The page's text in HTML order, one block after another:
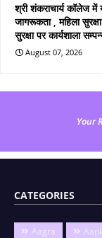
श्री शंकराचार्य कॉलेज में
जागरूकता , महिला
सुरक्षा पर कार्यशाला
August 07, 2026
Your
CATEGORIES
Aagra